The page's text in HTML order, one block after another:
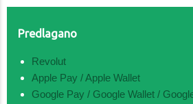
Predlagano
Revolut
Apple Pay / Apple Wallet
Google Pay / Google Wallet /